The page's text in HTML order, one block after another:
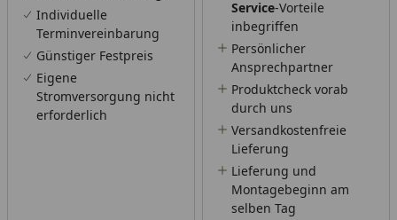
Individuelle
Terminvereinbarung
Günstiger Festpreis
Eigene
Stromversorgung nicht
erforderlich
Service-Vorteile
inbegriffen
Persönlicher
Ansprechpartner
Produktcheck vorab
durch uns
Versandkostenfreie
Lieferung
Lieferung und
Montagebeginn am
selben Tag